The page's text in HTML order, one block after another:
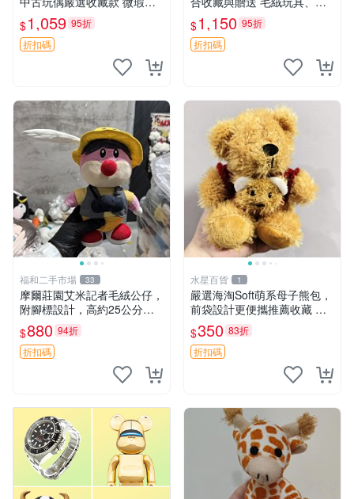
度使用 Bieber綠熊娃娃 中古
玩偶 微瑕
$1,059 95折
折扣碼
枕、公仔
$1,150 95折
折扣碼
福和二手市場 33
摩爾莊園艾米記者毛絨公仔，
附腳標設計，高約25公分，
全新未拆封，限量珍藏。艾米
記者 毛絨公仔 超萌玩偶
$880 94折
折扣碼
水星百貨 1
嚴選海淘Soft萌系母子熊包，
前袋設計更便攜推薦收藏 母
子熊 軟綿綿 包包
$350 83折
折扣碼